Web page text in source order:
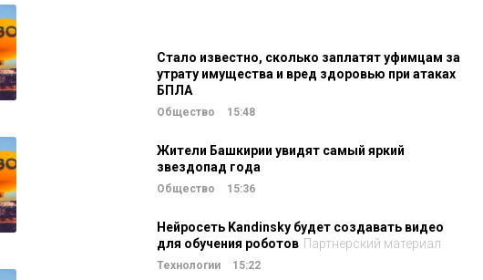
Стало известно, сколько заплатят уфимцам за
утрату имущества и вред здоровью при атаках
БПЛА
Общество 15:48
Жители Башкирии увидят самый яркий
звездопад года
Общество 15:36
Нейросеть Kandinsky будет создавать видео
для обучения роботов Партнерский материал
Технологии 15:22